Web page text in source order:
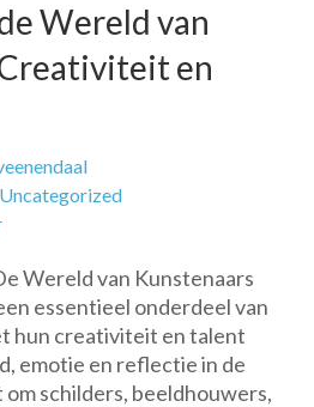
Wereld van
en
Uncategorized
op
Inspirerende
Wereld
van
Kunstenaars:
Creativiteit
Wereld van Kunstenaars
essentieel onderdeel van
hun creativiteit en talent
emotie en reflectie in de
schilders, beeldhouwers,